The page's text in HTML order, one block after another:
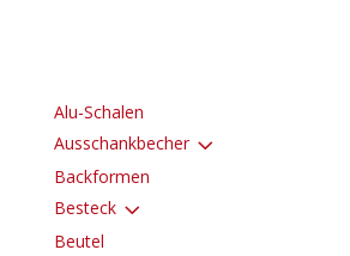
Alu-Schalen
Ausschankbecher3
Backformen
Besteck3
Beutel